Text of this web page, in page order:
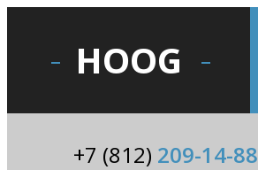
HOOG
+7 (812) 209-14-88